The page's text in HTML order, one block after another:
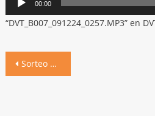
de
audio
00:00
“DVT_B007_091224_0257.MP3” en
Navegación
Sorteo de ocho viviendas, otro sueño por cumplir: la casa propia